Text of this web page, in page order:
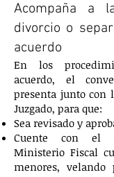
Acompaña a
divorcio o
acuerdo
En los
acuerdo, el
presenta junto con
Juzgado, para que:
Sea revisado y
Cuente con el
Ministerio Fiscal
menores,